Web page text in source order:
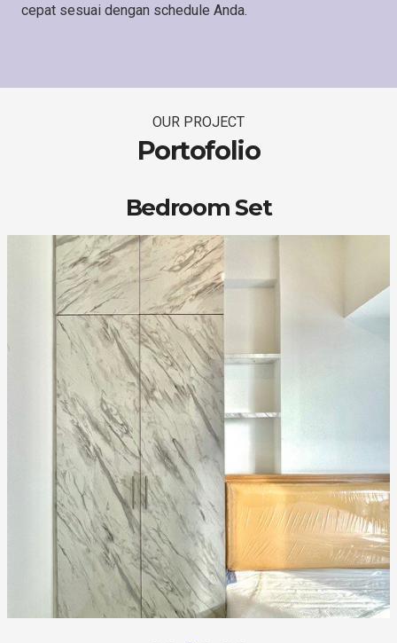
cepat sesuai dengan schedule Anda.
OUR PROJECT
Portofolio
Bedroom Set